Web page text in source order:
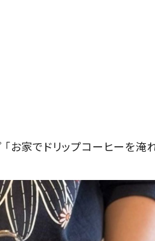
お家でドリップコーヒーを淹